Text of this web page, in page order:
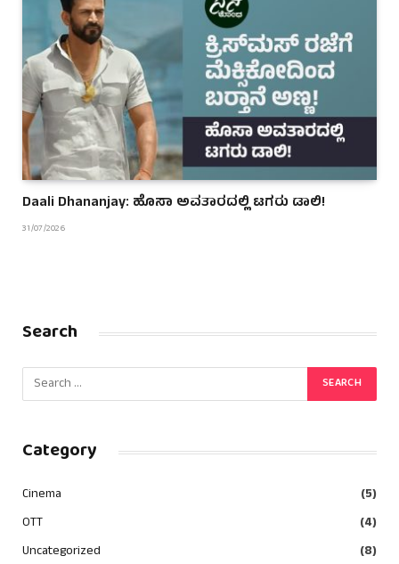
Daali Dhananjay: ಹೊಸಾ ಅವತಾರದಲ್ಲಿ ಟಗರು ಡಾಲಿ!
31/07/2026
Search
Category
Cinema
(5)
OTT
(4)
Uncategorized
(8)